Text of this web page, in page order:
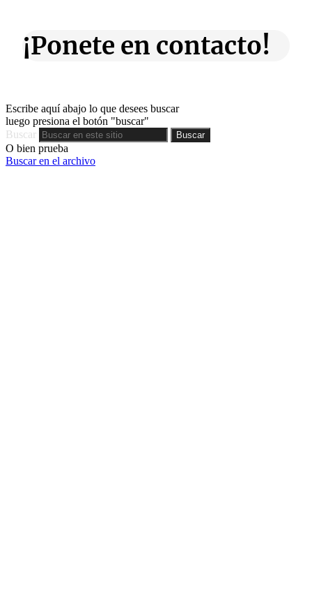
¡Ponete en contacto!
Escribe aquí abajo lo que desees buscar
luego presiona el botón "buscar"
Buscar
Buscar
O bien prueba
Buscar en el archivo